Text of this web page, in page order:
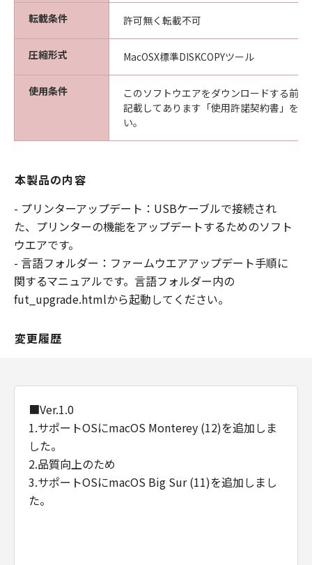
転載条件 許可無く転載不可
圧縮形式 MacOSX標準DISKCOPYツール
使用条件
このソフトウエアをダウンロードする前
記載してあります「使用許諾契約書」を
い。
本製品の内容
- プリンターアップデート：USBケーブルで接続され
た、プリンターの機能をアップデートするためのソフト
ウエアです。
- 言語フォルダー：ファームウエアアップデート手順に
関するマニュアルです。言語フォルダー内の
fut_upgrade.htmlから起動してください。
変更履歴
■Ver.1.0
1.サポートOSにmacOS Monterey (12)を追加しま
した。
2.品質向上のため
3.サポートOSにmacOS Big Sur (11)を追加しまし
た。